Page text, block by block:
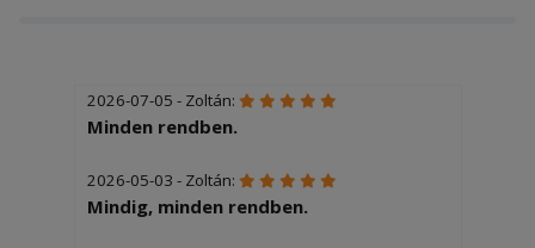
2026-07-05 - Zoltán:
Minden rendben.
2026-05-03 - Zoltán:
Mindig, minden rendben.